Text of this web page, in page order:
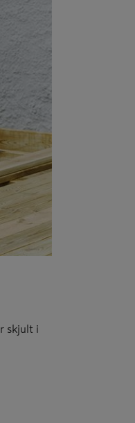
skjult i